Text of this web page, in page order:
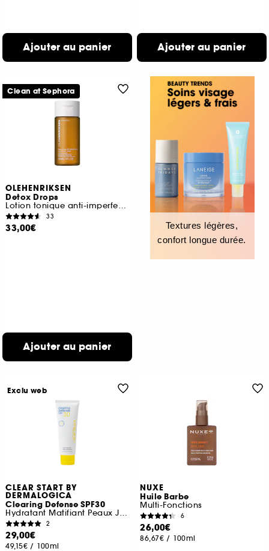
Ajouter au panier Ajouter au panier
OLEHENRIKSEN
Detox Drops
Lotion tonique anti-imperfections à l'acide salicylique 2%
33
33,00€
Ajouter au panier
Clean at Sephora
Textures légères,
confort longue durée.
CLEAR START BY
DERMALOGICA
Clearing Defense SPF30
Hydratant Matifiant Peaux Jeunes SPF30
2
29,00€
49,15€ / 100ml
Exclu web
NUXE
Huile Barbe
Multi-Fonctions
6
26,00€
86,67€ / 100ml